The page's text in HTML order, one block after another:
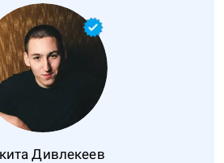
Дивлекеев